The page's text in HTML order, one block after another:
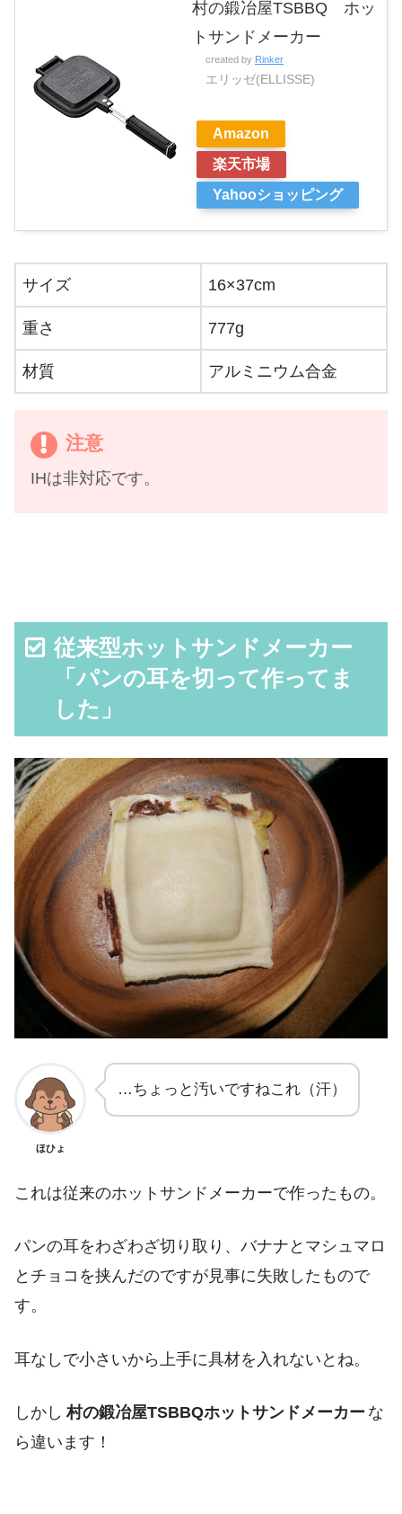
村の鍛冶屋TSBBQ ホッ
トサンドメーカー
created by Rinker
エリッゼ(ELLISSE)
Amazon
楽天市場
Yahooショッピング
サイズ 16×37cm
重さ 777g
材質 アルミニウム合金
注意
IHは非対応です。
従来型ホットサンドメーカー
「パンの耳を切って作ってま
した」
ほひょ
…ちょっと汚いですねこれ（汗）
これは従来のホットサンドメーカーで作ったもの。
パンの耳をわざわざ切り取り、バナナとマシュマロ
とチョコを挟んだのですが見事に失敗したもので
す。
耳なしで小さいから上手に具材を入れないとね。
しかし 村の鍛冶屋TSBBQホットサンドメーカー な
ら違います！